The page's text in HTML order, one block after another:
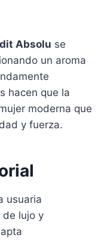
Absolu se
un aroma
hacen que la
moderna que
y fuerza.
usuaria
de lujo y